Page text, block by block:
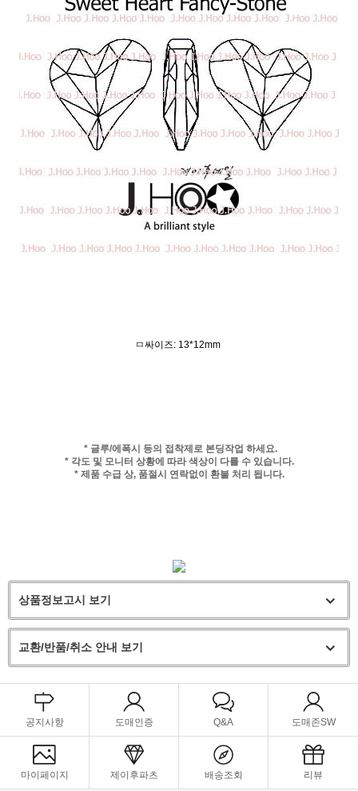
ㅁ싸이즈: 13*12mm
* 글루/에폭시 등의 접착제로 본딩작업 하세요.
* 각도 및 모니터 상황에 따라 색상이 다를 수 있습니다.
* 제품 수급 상, 품절시 연락없이 환불 처리 됩니다.
상품정보고시 보기
교환/반품/취소 안내 보기
공지사항 도매인증 Q&A 도매존SW
마이페이지 제이후파츠 배송조회 리뷰